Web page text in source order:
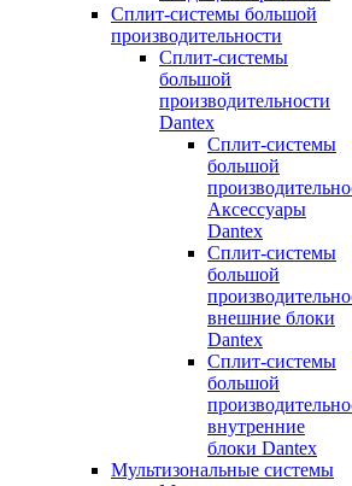
Сплит-системы большой
производительности
Сплит-системы
большой
производительности
Dantex
Сплит-системы
большой
Аксессуары
Dantex
Сплит-системы
большой
внешние блоки
Dantex
Сплит-системы
большой
внутренние
блоки Dantex
Мультизональные системы